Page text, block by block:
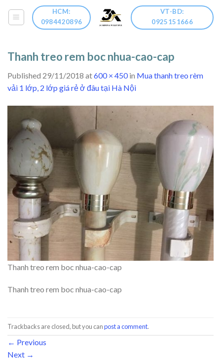
HCM:
0984420896
VT-BD:
0925151666
Thanh treo rem boc nhua-cao-cap
Published 29/11/2018 at600 × 450in Mua thanh treo rèm
vải 1 lớp, 2 lớp giá rẻ ở đâu tại Hà Nội
Thanh treo rem boc nhua-cao-cap
Thanh treo rem boc nhua-cao-cap
Trackbacks are closed, but you canpost a comment.
← Previous
Next →